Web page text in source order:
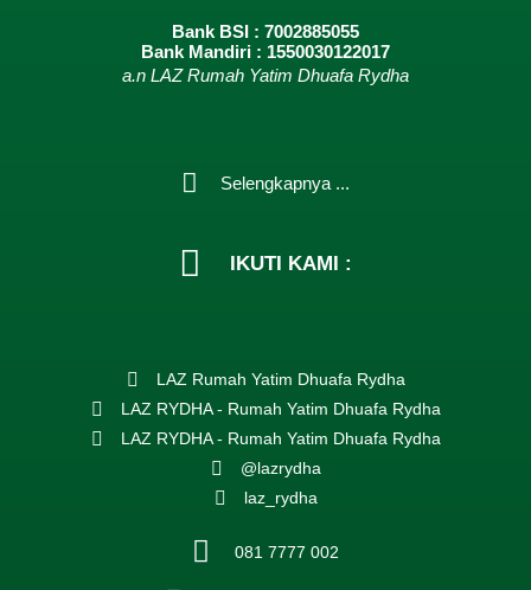
Bank BSI : 7002885055
Bank Mandiri : 1550030122017
a.n LAZ Rumah Yatim Dhuafa Rydha
Selengkapnya ...
IKUTI KAMI :
LAZ Rumah Yatim Dhuafa Rydha
LAZ RYDHA - Rumah Yatim Dhuafa Rydha
LAZ RYDHA - Rumah Yatim Dhuafa Rydha
@lazrydha
laz_rydha
081 7777 002